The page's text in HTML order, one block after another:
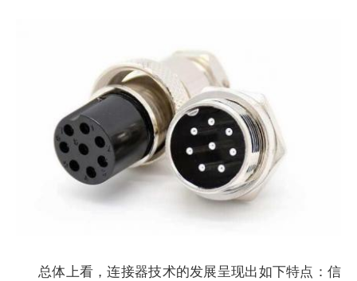
总体上看，连接器技术的发展呈现出如下特点：信